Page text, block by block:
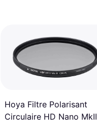
Hoya Filtre Polarisant
Circulaire HD Nano MkII